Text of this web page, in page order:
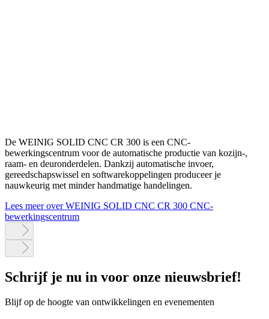
De WEINIG SOLID CNC CR 300 is een CNC-
bewerkingscentrum voor de automatische productie van kozijn-,
raam- en deuronderdelen. Dankzij automatische invoer,
gereedschapswissel en softwarekoppelingen produceer je
nauwkeurig met minder handmatige handelingen.
Lees meer over WEINIG SOLID CNC CR 300 CNC-
bewerkingscentrum
Schrijf je nu in voor onze nieuwsbrief!
Blijf op de hoogte van ontwikkelingen en evenementen